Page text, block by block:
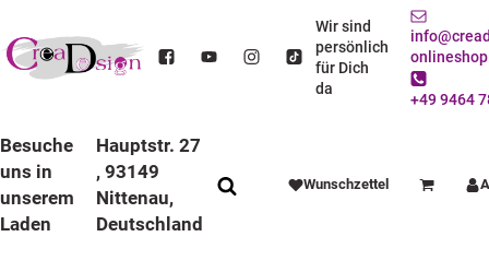
Wir sind
persönlich
für Dich
da
+49 9464
Besuche
uns in
unserem
Laden
Hauptstr. 27
, 93149
Nittenau,
Deutschland
Wunschzettel Warenkorb
KINDER FUNKWECKER SCHWARZ TRAUM